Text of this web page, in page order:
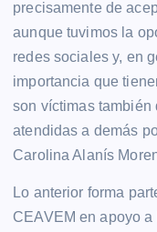
precisamente de
aunque tuvimos la
redes sociales y, en
importancia que
son víctimas también
atendidas a demás
Carolina Alanís
Lo anterior forma
CEAVEM en apoyo